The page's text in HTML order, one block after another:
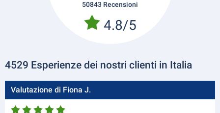
50843 Recensioni
4.8/5
4529 Esperienze dei nostri clienti in Italia
Valutazione di Fiona J.